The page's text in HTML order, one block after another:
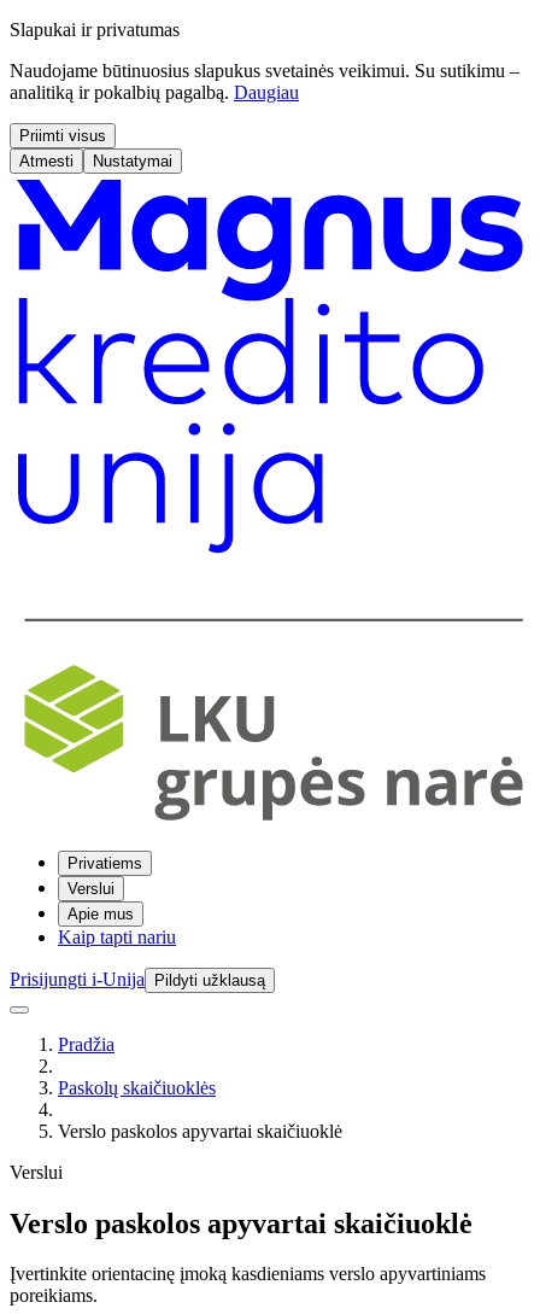
Slapukai ir privatumas
Naudojame būtinuosius slapukus svetainės veikimui. Su sutikimu –
analitiką ir pokalbių pagalbą. Daugiau
Priimti visus
Atmesti
Nustatymai
Privatiems
Verslui
Apie mus
Kaip tapti nariu
Prisijungti i-Unija Pildyti užklausą
Pradžia
Paskolų skaičiuoklės
Verslo paskolos apyvartai skaičiuoklė
Verslui
Verslo paskolos apyvartai skaičiuoklė
Įvertinkite orientacinę įmoką kasdieniams verslo apyvartiniams
poreikiams.